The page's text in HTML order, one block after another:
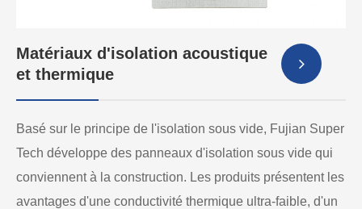
Matériaux d'isolation acoustique
et thermique
Basé sur le principe de l'isolation sous vide, Fujian Super
Tech développe des panneaux d'isolation sous vide qui
conviennent à la construction. Les produits présentent les
avantages d'une conductivité thermique ultra-faible, d'un